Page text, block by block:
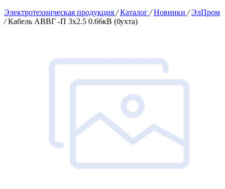
Электротехническая продукция / Каталог / Новинки / ЭлПром
/ Кабель АВВГ -П 3х2.5 0.66кВ (бухта)